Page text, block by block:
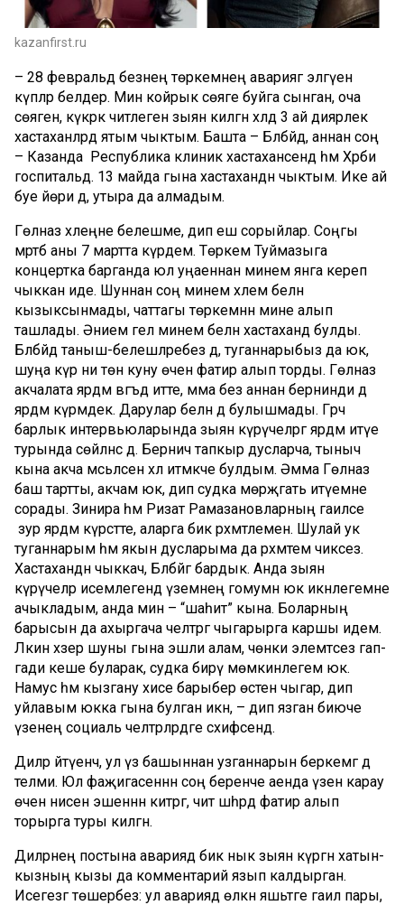
kazanfirst.ru
– 28 февральдә безнең төркемнең авариягә эләгүен
күпләр беләдер. Мин койрык сөяге буйга сынган, оча
сөягенә, күкрәк читлегенә зыян килгән хәлдә 3 ай диярлек
хастаханәләрдә ятым чыктым. Башта – Бәләбәйдә, аннан соң
– Казанда Республика клиник хастаханәсендә һәм Хәрби
госпитальдә. 13 майда гына хастаханәдән чыктым. Ике ай
буе йөри дә, утыра да алмадым.
Гөлназ хәлеңне белешәме, дип еш сорыйлар. Соңгы
мәртәбә аны 7 мартта күрдем. Төркем Туймазыга
концертка барганда юл уңаеннан минем янга кереп
чыккан иде. Шуннан соң минем хәлем белән
кызыксынмады, чаттагы төркемнән мине алып
ташлады. Әнием гел минем белән хастаханәдә булды.
Бәләбәйдә таныш-белешләребез дә, туганнарыбыз да юк,
шуңа күрә әни төн куну өчен фатир алып торды. Гөлназ
акчалата ярдәм вәгъдә итте, әмма без аннан бернинди дә
ярдәм күрмәдек. Дарулар белән дә булышмады. Гәрчә
барлык интервьюларында зыян күрүчеләргә ярдәм итүе
турында сөйләнсә дә. Берничә тапкыр дусларча, тыныч
кына акча мәсьәләсен хәл итмәкче булдым. Әмма Гөлназ
баш тартты, акчам юк, дип судка мөрәҗәгать итүемне
сорады. Зинира һәм Ризат Рамазановларның гаиләсе
зур ярдәм күрсәтте, аларга бик рәхмәтлемен. Шулай ук
туганнарым һәм якын дусларыма да рәхмәтем чиксез.
Хастаханәдән чыккач, Бәләбәйгә бардык. Анда зыян
күрүчеләр исемлегендә үземнең гомумән юк икәнлегемне
ачыкладым, анда мин – “шаһит” кына. Боларның
барысын да ахыргача челтәргә чыгарырга каршы идем.
Ләкин хәзер шуны гына эшли алам, чөнки элемтәсез гап-
гади кеше буларак, судка бирү мөмкинлегем юк.
Намус һәм кызгану хисе барыбер өстен чыгар, дип
уйлавым юкка гына булган икән, – дип язган биюче
үзенең социаль челтәрләрдәге сәхифәсендә.
Диләрә әйтүенчә, ул үз башыннан узганнарын беркемгә дә
теләми. Юл фаҗигасеннән соң беренче аенда үзен карау
өчен әнисенә эшеннән китәргә, чит шәһәрдә фатир алып
торырга туры килгән.
Диләрәнең постына авариядә бик нык зыян күргән хатын-
кызның кызы да комментарий язып калдырган.
Исегезгә төшерәбез: ул авариядә өлкән яшьтәге гаилә пары,